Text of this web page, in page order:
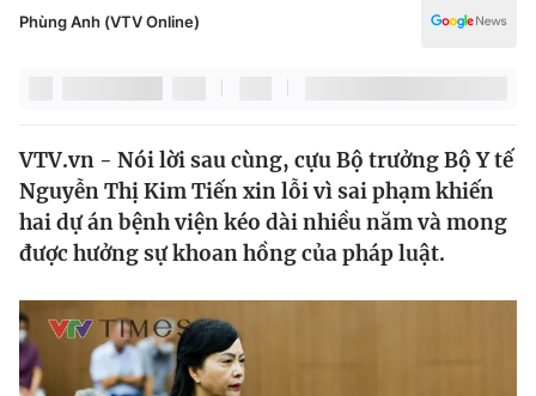
Thế giới
Tin tức
Thế giới đó đây
Câu chuyện quốc tế
Kinh tế
Tài chính
Thị trường
Dữ liệu và đời sống
Giáo dục
Phùng Anh (VTV Online)
VTV.vn - Nói lời sau cùng, cựu Bộ trưởng Bộ Y tế
Nguyễn Thị Kim Tiến xin lỗi vì sai phạm khiến
hai dự án bệnh viện kéo dài nhiều năm và mong
được hưởng sự khoan hồng của pháp luật.